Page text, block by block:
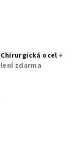
ocel +
zdarma